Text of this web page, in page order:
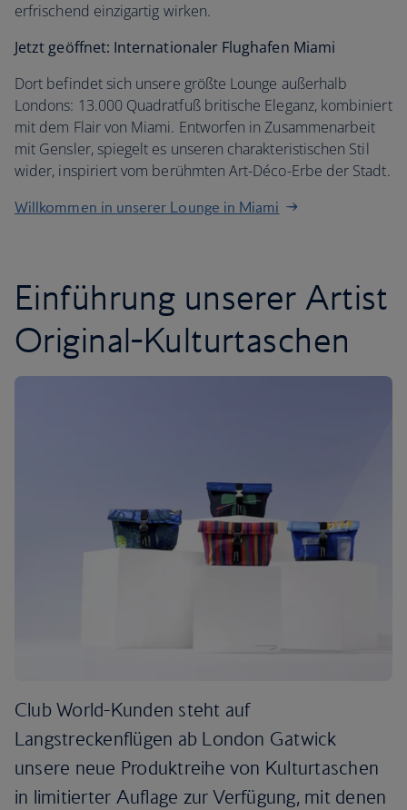
erfrischend einzigartig wirken.
Jetzt geöffnet: Internationaler Flughafen Miami
Dort befindet sich unsere größte Lounge außerhalb
Londons: 13.000 Quadratfuß britische Eleganz, kombiniert
mit dem Flair von Miami. Entworfen in Zusammenarbeit
mit Gensler, spiegelt es unseren charakteristischen Stil
wider, inspiriert vom berühmten Art-Déco-Erbe der Stadt.
Willkommen in unserer Lounge in Miami
Einführung unserer Artist
Original-Kulturtaschen
Club World-Kunden steht auf
Langstreckenflügen ab London Gatwick
unsere neue Produktreihe von Kulturtaschen
in limitierter Auflage zur Verfügung, mit denen